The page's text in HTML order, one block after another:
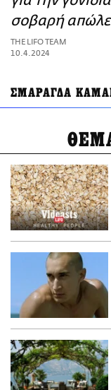
ΑΜΠΑ
PRINT
σοβαρή
THE LIFO TEAM
10.4.2024
ΣΜΑΡΑΓΔΑ